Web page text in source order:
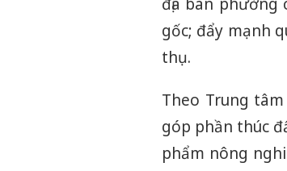
địa bàn
gốc; đẩy mạnh
thụ.
Theo Trung
góp phần thúc
phẩm nông